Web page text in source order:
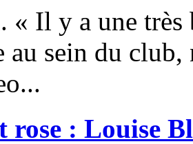
« Il y a une très
au sein du club,
rose : Louise